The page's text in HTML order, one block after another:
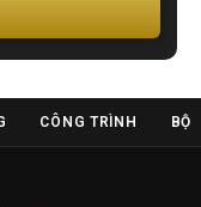
CÔNG TRÌNH BỘ